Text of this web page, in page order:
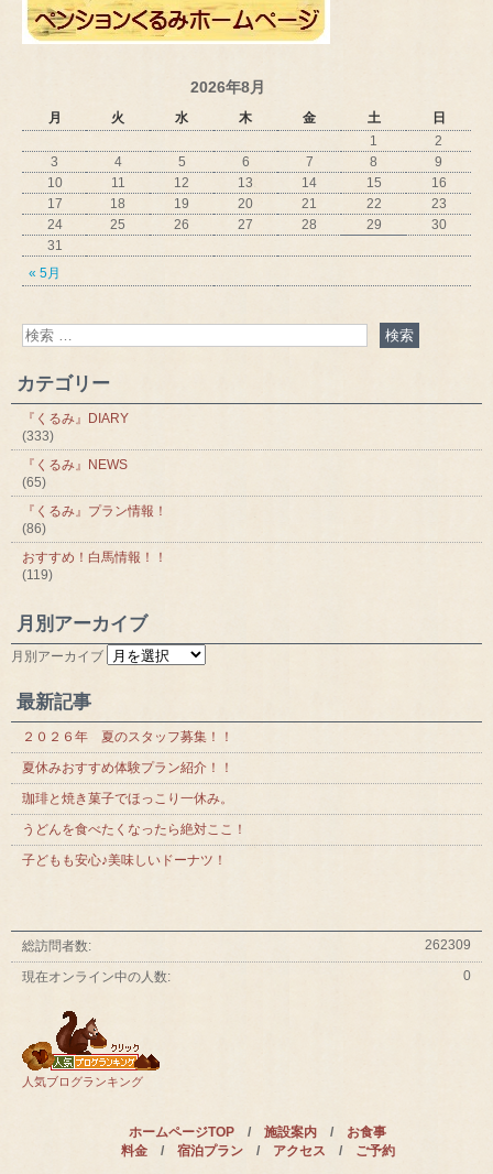
2026年8月
月 火 水 木 金 土 日
« 5月
1
2
3
4 5 6 7 8
9
10
11 12 13 14 15
16
17
18 19 20 21 22
23
24
25 26 27 28 29
30
31
カテゴリー
『くるみ』DIARY
(333)
『くるみ』NEWS
(65)
『くるみ』プラン情報！
(86)
おすすめ！白馬情報！！
(119)
月別アーカイブ
月別アーカイブ
最新記事
２０２６年 夏のスタッフ募集！！
夏休みおすすめ体験プラン紹介！！
珈琲と焼き菓子でほっこり一休み。
うどんを食べたくなったら絶対ここ！
子どもも安心♪美味しいドーナツ！
262309
総訪問者数:
0
現在オンライン中の人数:
人気ブログランキング
ホームページTOP / 施設案内 / お食事
料金/ 宿泊プラン/ アクセス / ご予約